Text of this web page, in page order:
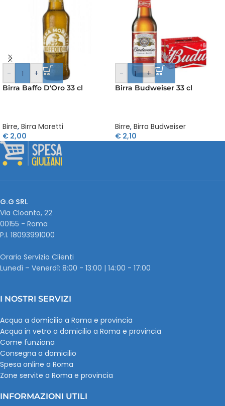
- +
Birra Baffo D'Oro 33 cl
Birre, Birra Moretti
€ 2,00
- +
Birra Budweiser 33 cl
Birre, Birra Budweiser
€ 2,10
G.G SRL
Via Cloanto, 22
00155 - Roma
P.I. ‭18093991000
Orario Servizio Clienti
Lunedì – Venerdì: 8:00 - 13:00 | 14:00 - 17:00
I NOSTRI SERVIZI
Acqua a domicilio a Roma e provincia
Acqua in vetro a domicilio a Roma e provincia
Come funziona
Consegna a domicilio
Spesa online a Roma
Zone servite a Roma e provincia
INFORMAZIONI UTILI